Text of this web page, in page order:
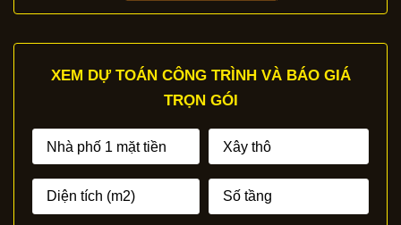
XEM DỰ TOÁN CÔNG TRÌNH VÀ BÁO GIÁ
TRỌN GÓI